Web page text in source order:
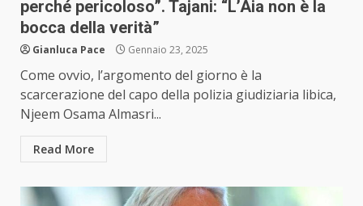
perché pericoloso”. Tajani: “L’Aia non è la
bocca della verità”
Gianluca Pace Gennaio 23, 2025
Come ovvio, l’argomento del giorno è la
scarcerazione del capo della polizia giudiziaria libica,
Njeem Osama Almasri...
Read More